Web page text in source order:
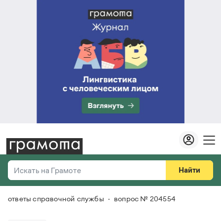
Искать на Грамоте
Справочная служба
Найти
Везде
ответы справочной службы вопрос № 204554